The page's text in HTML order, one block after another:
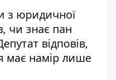
з юридичної
чи знає пан
відповів,
має намір лише